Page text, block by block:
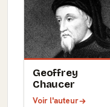
Geoffrey
Chaucer
Voir l'auteur